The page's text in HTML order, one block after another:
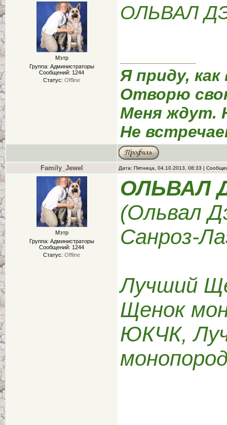
Мэтр
Группа: Администраторы
Сообщений: 1244
Статус: Offline
ОЛЬВАЛ
Я приду, как
Отворю
Меня ждут.
Не
Family_Jewel Дата: Пятница, 04.10.2013, 08:33 |
Мэтр
Группа: Администраторы
Сообщений: 1244
Статус: Offline
ОЛЬВАЛ
(Ольвал
Санроз-
Лучший
Щенок
ЮКЧК,